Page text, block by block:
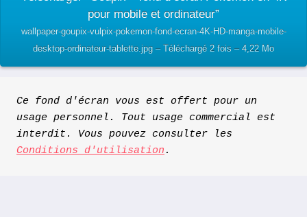
pour mobile et ordinateur”
wallpaper-goupix-vulpix-pokemon-fond-ecran-4K-HD-manga-mobile-
desktop-ordinateur-tablette.jpg – Téléchargé 2 fois – 4,22 Mo
Ce fond d'écran vous est offert pour un
usage personnel. Tout usage commercial est
Conditions d'utilisation .